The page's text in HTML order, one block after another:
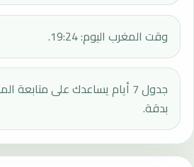
وقت المغرب اليوم: 19:24.
جدول 7 أيام يساعدك على متابعة
بدقة.